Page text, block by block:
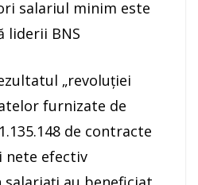
salariul minim este
liderii BNS
„revoluţiei
furnizate de
de contracte
nete efectiv